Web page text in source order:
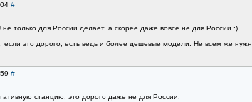
#
только для России делает, а скорее даже вовсе не для России :)
если это дорого, есть ведь и более дешевые модели. Не всем же
#
станцию, это дорого даже не для России.